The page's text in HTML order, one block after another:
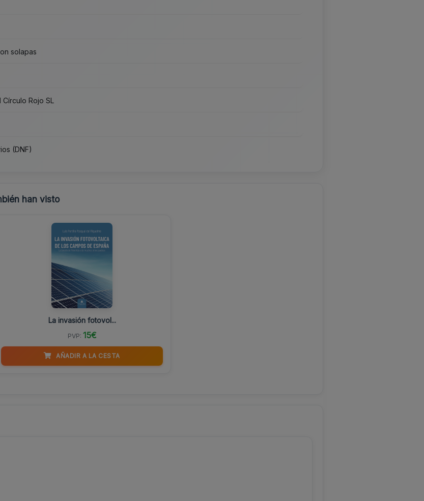
con sus obligaciones, se pongan del lado de la
y defiendan los derechos de un pueblo al que jamás
solapas
Rojo SL
(DNF)
han visto
La invasión fotovol...
PVP: 15€
AÑADIR A LA CESTA